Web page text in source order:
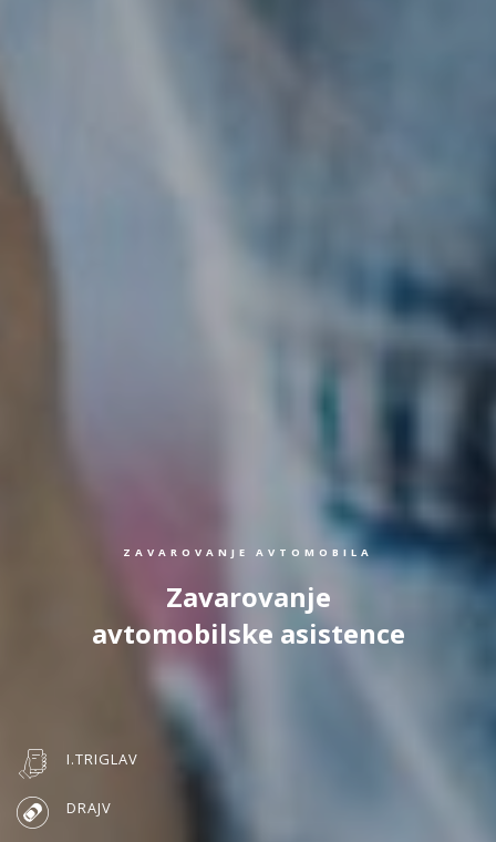
ZAVAROVANJE AVTOMOBILA
Zavarovanje
avtomobilske asistence
I.TRIGLAV
DRAJV